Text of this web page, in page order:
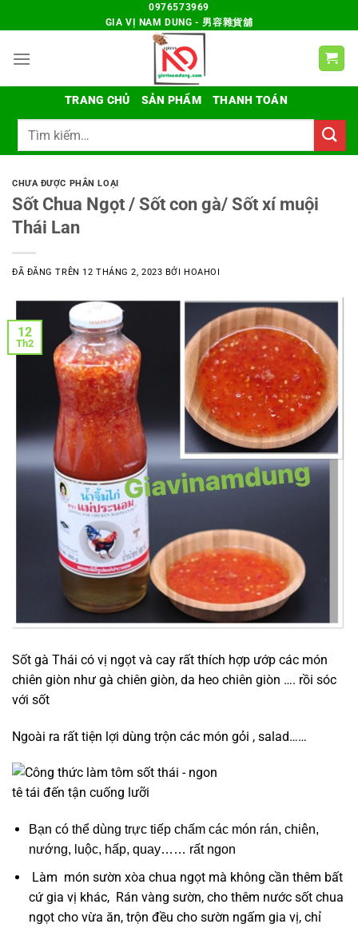
đến
dung
0976573969
GIA VỊ NAM DUNG - 男容雜貨舖
TRANG CHỦ SẢN PHẨM
THANH TOÁN
Tìm
CHƯA ĐƯỢC PHÂN LOẠI
Sốt Chua Ngọt / Sốt con gà/ Sốt xí muội
Thái Lan
ĐÃ ĐĂNG TRÊN 12 THÁNG 2, 2023 BỞIHOAHOI
12
Th2
Sốt gà Thái có vị ngọt và cay rất thích hợp ướp các món
chiên giòn như gà chiên giòn, da heo chiên giòn …. rồi sóc
với sốt
Ngoài ra rất tiện lợi dùng trộn các món gỏi , salad……
Bạn có thể dùng trực tiếp chấm các món rán, chiên,
nướng, luộc, hấp, quay…… rất ngon
Làm món sườn xòa chua ngọt mà không cần thêm bất
cứ gia vị khác, Rán vàng sườn, cho thêm nước sốt chua
ngọt cho vừa ăn, trộn đều cho sườn ngấm gia vị, chỉ